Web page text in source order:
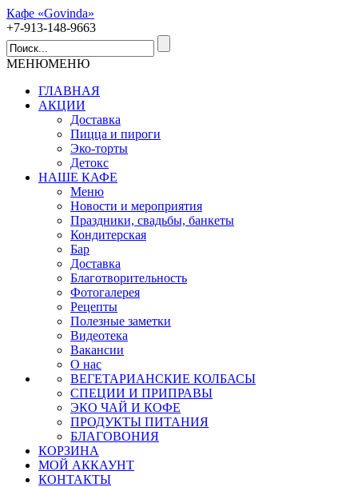
Кафе «Govinda»
+7-913-148-9663
МЕНЮМЕНЮ
ГЛАВНАЯ
АКЦИИ
Доставка
Пицца и пироги
Эко-торты
Детокс
НАШЕ КАФЕ
Меню
Новости и мероприятия
Праздники, свадьбы, банкеты
Кондитерская
Бар
Доставка
Благотворительность
Фотогалерея
Рецепты
Полезные заметки
Видеотека
Вакансии
О нас
ВЕГЕТАРИАНСКИЕ КОЛБАСЫ
СПЕЦИИ И ПРИПРАВЫ
ЭКО ЧАЙ И КОФЕ
ПРОДУКТЫ ПИТАНИЯ
БЛАГОВОНИЯ
КОРЗИНА
МОЙ АККАУНТ
КОНТАКТЫ